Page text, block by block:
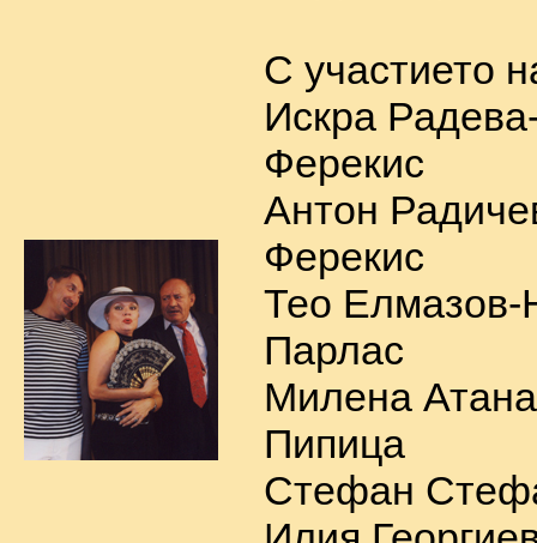
С участието
Искра
Ферекис
Антон
Ферекис
Тео Елмазов-
Парлас
Милена
Пипица
Стефан